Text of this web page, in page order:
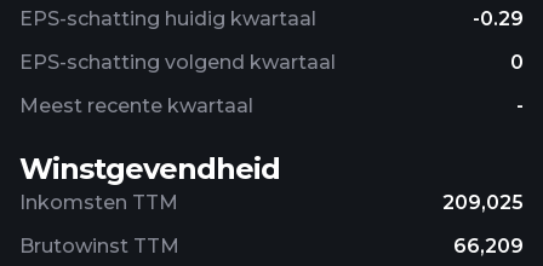
EPS-schatting huidig ​​kwartaal
-0.29
EPS-schatting volgend kwartaal
0
Meest recente kwartaal
-
Winstgevendheid
Inkomsten TTM
209,025
Brutowinst TTM
66,209